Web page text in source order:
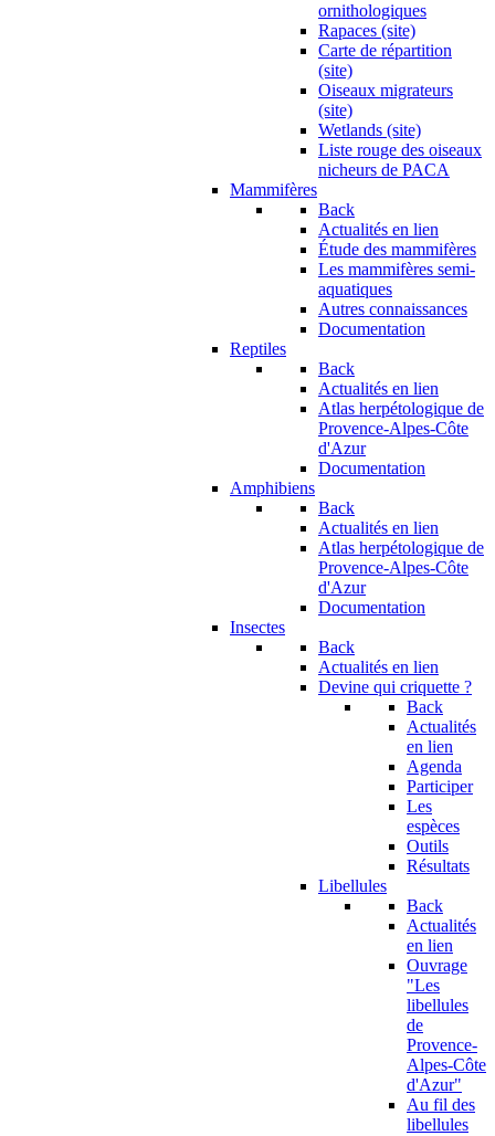
ornithologiques
Rapaces (site)
Carte de répartition
(site)
Oiseaux migrateurs
(site)
Wetlands (site)
Liste rouge des oiseaux
nicheurs de PACA
Mammifères
Back
Actualités en lien
Étude des mammifères
Les mammifères semi-
aquatiques
Autres connaissances
Documentation
Reptiles
Back
Actualités en lien
Atlas herpétologique de
Provence-Alpes-Côte
d'Azur
Documentation
Amphibiens
Back
Actualités en lien
Atlas herpétologique de
Provence-Alpes-Côte
d'Azur
Documentation
Insectes
Back
Actualités en lien
Devine qui criquette ?
Back
Actualités
en lien
Agenda
Participer
Les
espèces
Outils
Résultats
Libellules
Back
Actualités
en lien
Ouvrage
"Les
libellules
de
Provence-
Alpes-Côte
d'Azur"
Au fil des
libellules